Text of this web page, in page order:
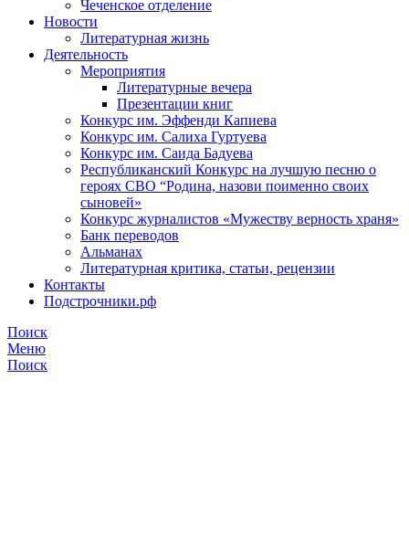
Чеченское отделение
Новости
Литературная жизнь
Деятельность
Мероприятия
Литературные вечера
Презентации книг
Конкурс им. Эффенди Капиева
Конкурс им. Салиха Гуртуева
Конкурс им. Саида Бадуева
Республиканский Конкурс на лучшую песню о
героях СВО “Родина, назови поименно своих
сыновей»
Конкурс журналистов «Мужеству верность храня»
Банк переводов
Альманах
Литературная критика, статьи, рецензии
Контакты
Подстрочники.рф
Поиск
Меню
Поиск